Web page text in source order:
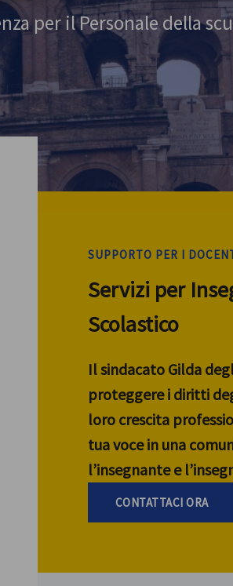
per il Personale della
SUPPORTO PER I
Servizi per
Scolastico
Il sindacato Gilda
proteggere i diritti
loro crescita
tua voce in una
l’insegnante e
CONTATTACI ORA